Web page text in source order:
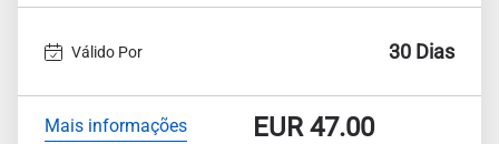
Válido Por 30 Dias
Mais informações EUR47.00